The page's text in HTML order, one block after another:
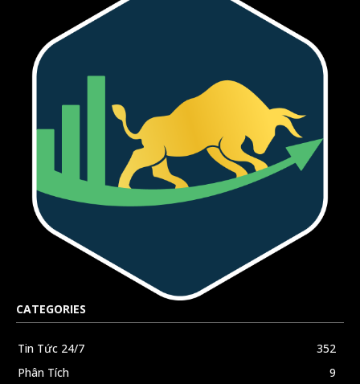
5,320 58,000
Subscribers
CATEGORIES
Tin Tức 24/7
352
Phân Tích
9